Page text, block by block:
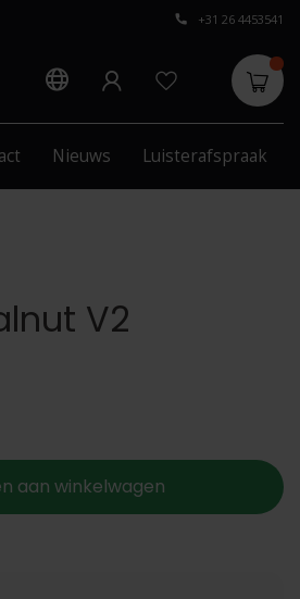
+31 26 4453541
Nieuws Luisterafspraak
V2
aan winkelwagen